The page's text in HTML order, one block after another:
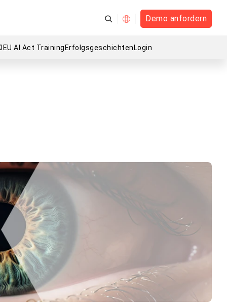
Demo anfordern
EU AI Act TrainingErfolgsgeschichtenLogin